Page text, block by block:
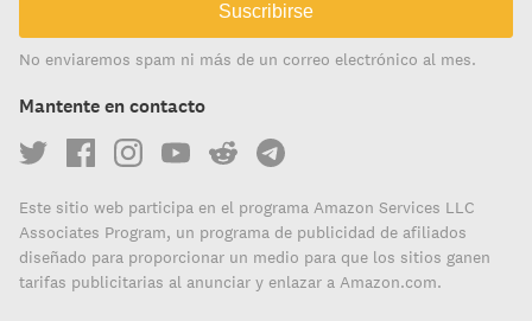
Suscribirse
No enviaremos spam ni más de un correo electrónico al mes.
Mantente en contacto
Este sitio web participa en el programa Amazon Services LLC
Associates Program, un programa de publicidad de afiliados
diseñado para proporcionar un medio para que los sitios ganen
tarifas publicitarias al anunciar y enlazar a Amazon.com.